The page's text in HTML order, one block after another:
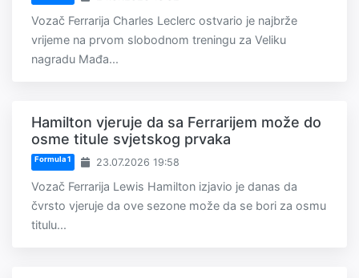
Vozač Ferrarija Charles Leclerc ostvario je najbrže
vrijeme na prvom slobodnom treningu za Veliku
nagradu Mađa...
Hamilton vjeruje da sa Ferrarijem može do
osme titule svjetskog prvaka
Formula 1 23.07.2026 19:58
Vozač Ferrarija Lewis Hamilton izjavio je danas da
čvrsto vjeruje da ove sezone može da se bori za osmu
titulu...